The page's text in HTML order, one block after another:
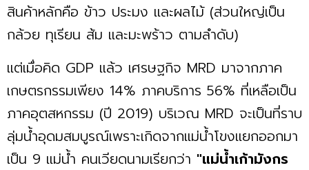
สินค้าหลักคือ ข้าว ประมง และผลไม้ (ส่วนใหญ่เป็น
กล้วย ทุเรียน ส้ม และมะพร้าว ตามลำดับ)
แต่เมื่อคิด GDP แล้ว เศรษฐกิจ MRD มาจากภาค
เกษตรกรรมเพียง 14% ภาคบริการ 56% ที่เหลือเป็น
ภาคอุตสหกรรม (ปี 2019) บริเวณ MRD จะเป็นที่ราบ
ลุ่มน้ำอุดมสมบูรณ์เพราะเกิดจากแม่น้ำโขงแยกออกมา
เป็น 9 แม่น้ำ คนเวียดนามเรียกว่า "แม่น้ำเก้ามังกร